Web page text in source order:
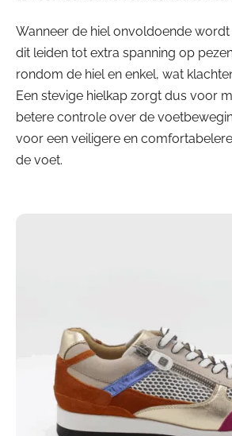
Wanneer de hiel onvoldoende
dit leiden tot extra spanning op
rondom de hiel en enkel, wat
Een stevige hielkap zorgt dus voor
betere controle over de
voor een veiligere en
de voet.